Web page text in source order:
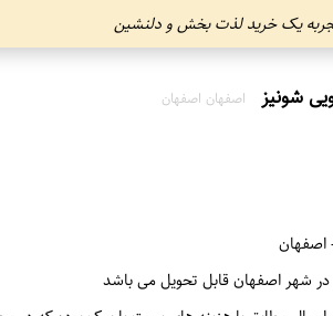
تجربه یک خرید لذت بخش و دلنشین
شونیز اصفهان اصفهان
اصفهان
شهر اصفهان قابل تحویل می باشد